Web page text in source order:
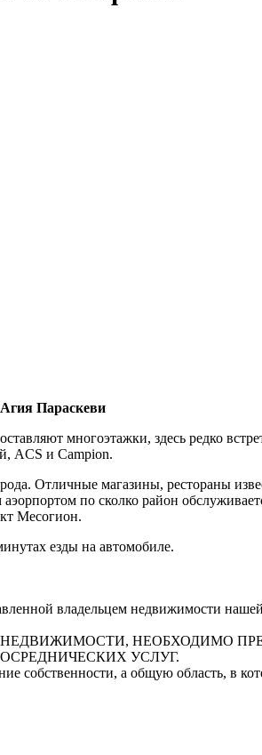
Агия Параскеви
многоэтажки, здесь редко
ACS и Campion.
Отличные магазины, рестораны
по сколко район
Месогион.
езды на автомобиле.
владельцем недвижимости
НЕДВИЖИМОСТИ, НЕОБХОДИМО
УСЛУГ.
собственности, а общую область, в